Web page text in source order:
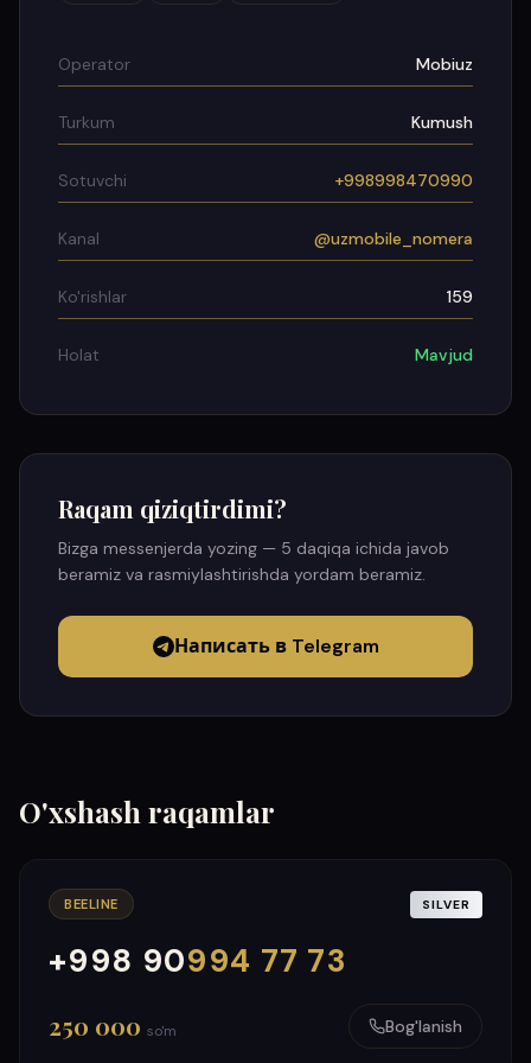
Operator Mobiuz
Turkum Kumush
Sotuvchi +998998470990
Kanal @uzmobile_nomera
Ko'rishlar 159
Holat Mavjud
Raqam qiziqtirdimi?
Bizga messenjerda yozing — 5 daqiqa ichida javob
beramiz va rasmiylashtirishda yordam beramiz.
Написать в Telegram
O'xshash raqamlar
BEELINE SILVER
+998 90994 77 73
000
999
250 000 so'm Bog'lanish